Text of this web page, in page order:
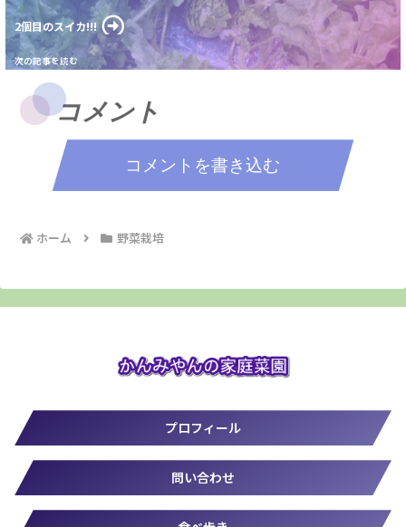
2個目のスイカ!!!
コメント
コメントを書き込む
ホーム 野菜栽培
プロフィール
問い合わせ